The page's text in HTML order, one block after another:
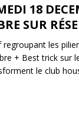
18
SUR
les
+ Best trick sur
le club